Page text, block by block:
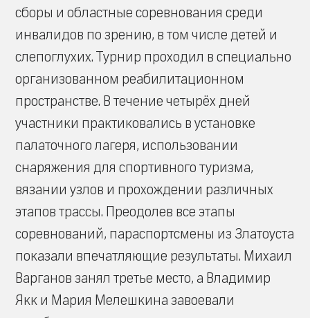
сборы и областные соревнования среди
инвалидов по зрению, в том числе детей и
слепоглухих. Турнир проходил в специально
организованном реабилитационном
пространстве. В течение четырёх дней
участники практиковались в установке
палаточного лагеря, использовании
снаряжения для спортивного туризма,
вязании узлов и прохождении различных
этапов трассы. Преодолев все этапы
соревнований, параспортсмены из Златоуста
показали впечатляющие результаты. Михаил
Варганов занял третье место, а Владимир
Якк и Мария Мелешкина завоевали